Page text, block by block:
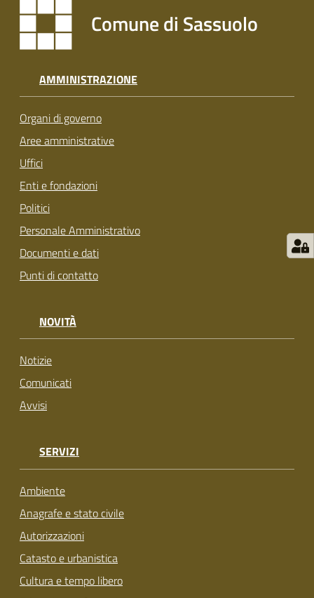
t
S
u
o
o
Tutti
gli
argomenti...
Comune di Sassuolo
AMMINISTRAZIONE
Organi di governo
Aree amministrative
Uffici
Enti e fondazioni
Politici
Personale Amministrativo
Documenti e dati
Punti di contatto
NOVITÀ
Notizie
Comunicati
Avvisi
SERVIZI
Ambiente
Anagrafe e stato civile
Autorizzazioni
Catasto e urbanistica
Cultura e tempo libero